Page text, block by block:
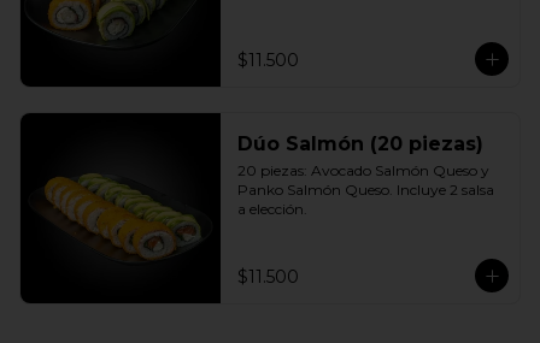
$11.500
Dúo Salmón (20 piezas)
20 piezas: Avocado Salmón Queso y
Panko Salmón Queso. Incluye 2 salsa
a elección.
$11.500